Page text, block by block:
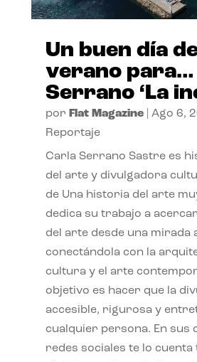
Un buen día
verano para…
Serrano ‘La
por Flat Magazine| Ago 6,
Reportaje
Carla Serrano Sastre es
del arte y divulgadora
de Una historia del arte
dedica su trabajo a
del arte desde una mirada
conectándola con la
cultura y el arte
objetivo es hacer que la
accesible, rigurosa y
cualquier persona. En sus
redes sociales te lo cuenta